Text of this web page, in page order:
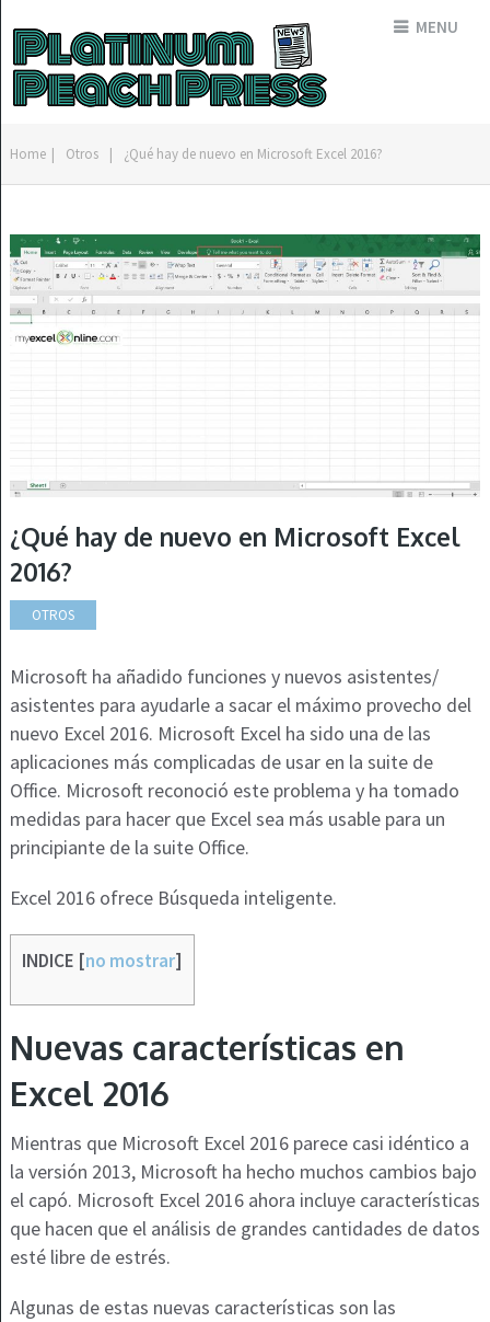
MENU
Home | Otros | ¿Qué hay de nuevo en Microsoft Excel 2016?
¿Qué hay de nuevo en Microsoft Excel
2016?
OTROS
Microsoft ha añadido funciones y nuevos asistentes/
asistentes para ayudarle a sacar el máximo provecho del
nuevo Excel 2016. Microsoft Excel ha sido una de las
aplicaciones más complicadas de usar en la suite de
Office. Microsoft reconoció este problema y ha tomado
medidas para hacer que Excel sea más usable para un
principiante de la suite Office.
Excel 2016 ofrece Búsqueda inteligente.
INDICE [no mostrar]
Nuevas características en
Excel 2016
Mientras que Microsoft Excel 2016 parece casi idéntico a
la versión 2013, Microsoft ha hecho muchos cambios bajo
el capó. Microsoft Excel 2016 ahora incluye características
que hacen que el análisis de grandes cantidades de datos
esté libre de estrés.
Algunas de estas nuevas características son las